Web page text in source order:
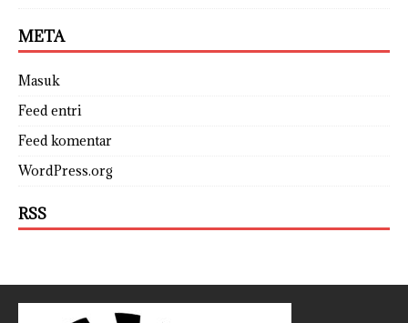
META
Masuk
Feed entri
Feed komentar
WordPress.org
RSS